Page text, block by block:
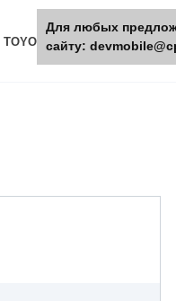
TOYOTA РАЗНОЕ
Для любых
сайту: